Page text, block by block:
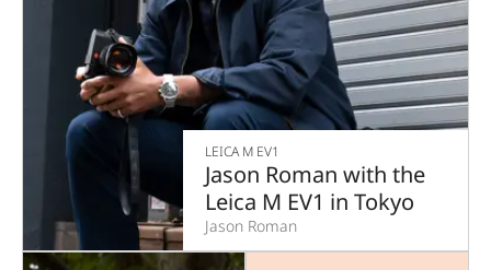
LEICA M EV1
Jason Roman with the
Leica M EV1 in Tokyo
Jason Roman